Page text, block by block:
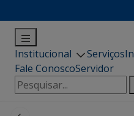
Institucional Serviços
Fale ConoscoServidor
Pesquisar
por: